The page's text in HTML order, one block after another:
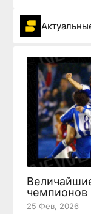
чемпионов
25 Фев, 2026